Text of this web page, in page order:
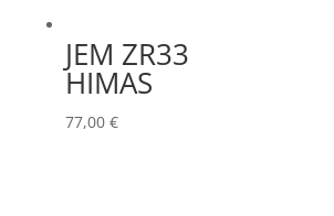
JEM ZR33
HIMAS
77,00 €